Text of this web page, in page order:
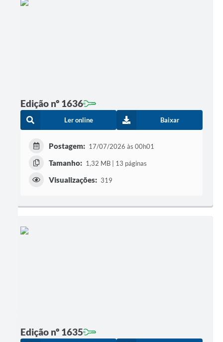
Edição nº 1636
Ler online Baixar
Postagem: 17/07/2026 às 00h01
Tamanho: 1,32 MB | 13 páginas
Visualizações: 319
Edição nº 1635